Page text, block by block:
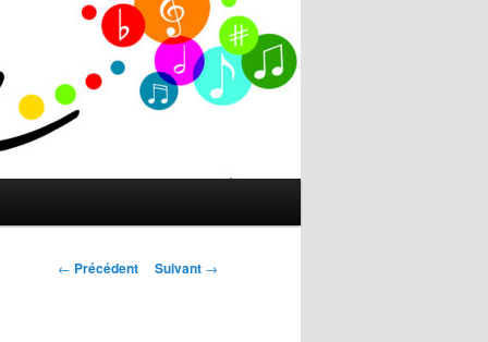
Navigation
← Précédent Suivant →